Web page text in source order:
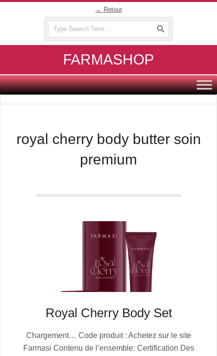
← Retour
FARMASHOP
Primary
Navigation
royal cherry body butter soin
premium
Royal Cherry Body Set
10-
13
Chargement… Code produit : Achetez sur le site
Farmasi Contenu de l’ensemble: Certification Des